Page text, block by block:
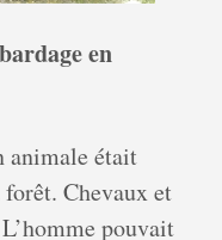
en
animale était
Chevaux et
pouvait